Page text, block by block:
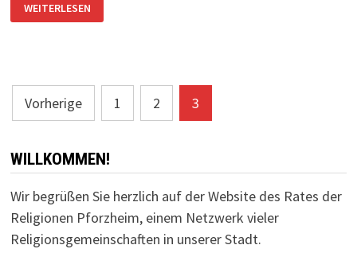
RAT
DER
GEWÄHLT
WEITERLESEN
Seitennummerierung
der
Beiträge
Vorherige 1 2 3
WILLKOMMEN!
Wir begrüßen Sie herzlich auf der Website des Rates der
Religionen Pforzheim, einem Netzwerk vieler
Religionsgemeinschaften in unserer Stadt.